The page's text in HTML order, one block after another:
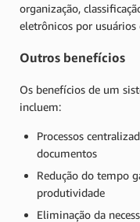
organização,
eletrônicos por usuários
Outros benefícios
Os benefícios de um
incluem:
Processos
documentos
Redução do tempo
produtividade
Eliminação da